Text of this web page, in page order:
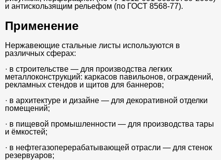
и антискользящим рельефом (по ГОСТ 8568-77).
Применение
Нержавеющие стальные листы используются в
различных сферах:
· в строительстве — для производства легких
металлоконструкций: каркасов павильонов, ограждений,
рекламных стендов и щитов для баннеров;
· в архитектуре и дизайне — для декоративной отделки
помещений;
· в пищевой промышленности — для производства тары
и ёмкостей;
· в нефтегазоперерабатывающей отрасли — для стенок
резервуаров;